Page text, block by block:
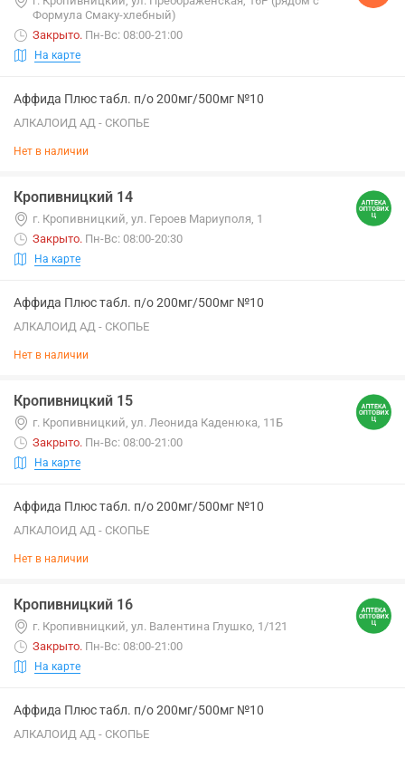
Формула Смаку-хлебный)
Закрыто. Пн-Вс: 08:00-21:00
На карте
Аффида Плюс табл. п/о 200мг/500мг №10
АЛКАЛОИД АД - СКОПЬЕ
Нет в наличии
Кропивницкий 14
г. Кропивницкий, ул. Героев Мариуполя, 1
Закрыто. Пн-Вс: 08:00-20:30
На карте
Аффида Плюс табл. п/о 200мг/500мг №10
АЛКАЛОИД АД - СКОПЬЕ
Нет в наличии
Кропивницкий 15
г. Кропивницкий, ул. Леонида Каденюка, 11Б
Закрыто. Пн-Вс: 08:00-21:00
На карте
Аффида Плюс табл. п/о 200мг/500мг №10
АЛКАЛОИД АД - СКОПЬЕ
Нет в наличии
Кропивницкий 16
г. Кропивницкий, ул. Валентина Глушко, 1/121
Закрыто. Пн-Вс: 08:00-21:00
На карте
Аффида Плюс табл. п/о 200мг/500мг №10
АЛКАЛОИД АД - СКОПЬЕ